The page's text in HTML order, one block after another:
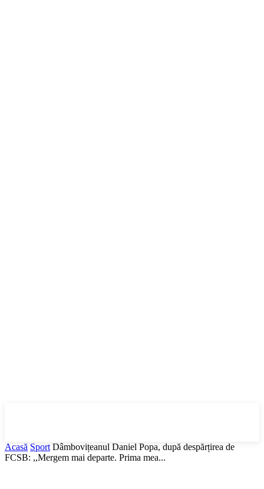
Acasă Sport Dâmbovițeanul Daniel Popa, după despărțirea de
FCSB: ,,Mergem mai departe. Prima mea...